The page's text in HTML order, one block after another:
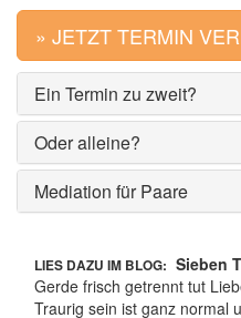
» JETZT TERMIN
Ein Termin zu zweit?
Oder alleine?
Mediation für Paare
LIES DAZU IM BLOG: Sieben
Gerde frisch getrennt tut
Traurig sein ist ganz normal